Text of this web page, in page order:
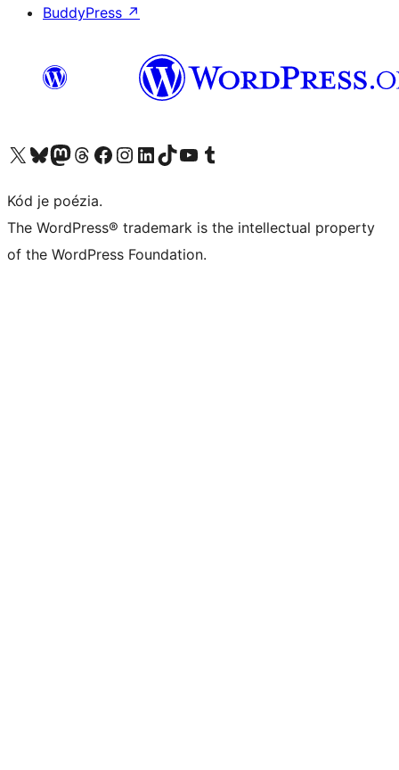
BuddyPress ↗
Navštívte náš účet na X (predtým Twitter)
Navštívte náš účet na platforme Bluesky
Navštívte náš účet na Mastodone
Navštívte náš účet na platforme Threads
Navštívte našu stránku na Facebooku
Navštívte náš účet Instagram
Navštívte náš účet LinkedIn
Navštívte náš účet na platforme TikTok
Navštívte náš kanál YouTube
Navštívte náš účet na platforme Tumblr
Kód je poézia.
The WordPress® trademark is the intellectual property
of the WordPress Foundation.